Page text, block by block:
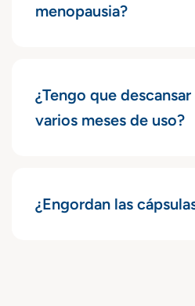
menopausia?
¿Tengo que
varios meses de uso?
¿Engordan las